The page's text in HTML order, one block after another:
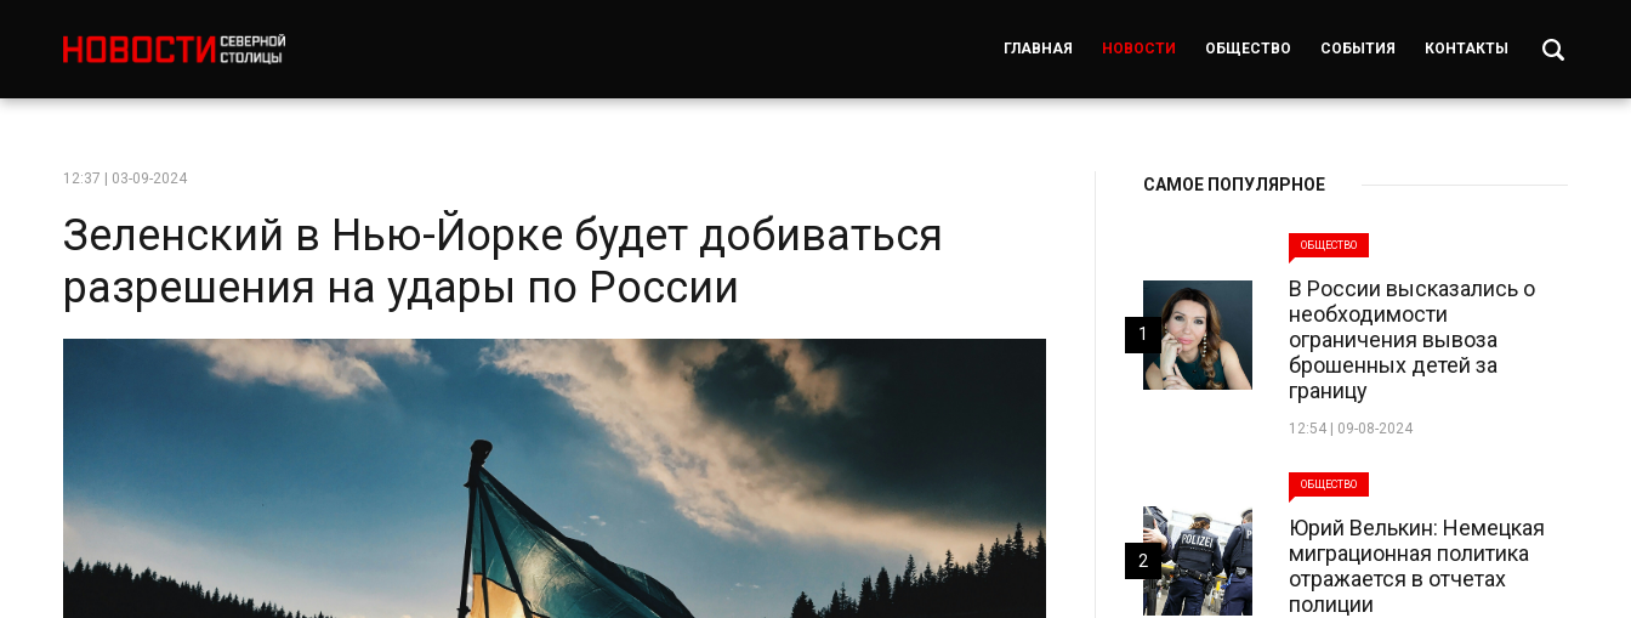
ГЛАВНАЯ НОВОСТИ ОБЩЕСТВО СОБЫТИЯ КОНТАКТЫ
12:37 | 03-09-2024
Зеленский в Нью-Йорке будет добиваться
разрешения на удары по России
САМОЕ ПОПУЛЯРНОЕ
ОБЩЕСТВО
В России высказались о
необходимости
ограничения вывоза
брошенных детей за
границу
12:54 | 09-08-2024
1
ОБЩЕСТВО
Юрий Велькин: Немецкая
миграционная политика
отражается в отчетах
полиции
2